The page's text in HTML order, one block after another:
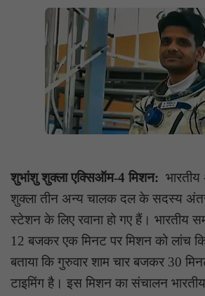
शुभांशु शुक्ला एक्सिऑम-4 मिशन: भारतीय
शुक्ला तीन अन्य चालक दल के सदस्य
स्टेशन के लिए रवाना हो गए हैं। भारतीय
12 बजकर एक मिनट पर मिशन को लांच
बताया कि गुरुवार शाम चार बजकर 30
टाइमिंग है। इस मिशन का संचालन